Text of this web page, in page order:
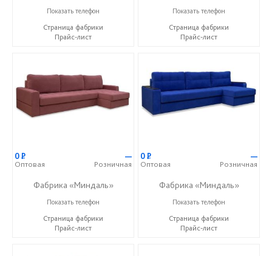
+7 (927) 630-62-82
Показать телефон
Страница фабрики
Прайс-лист
+7 (927) 630-62-82
Показать телефон
Страница фабрики
Прайс-лист
0Р
Оптовая
—
Розничная
Фабрика «Миндаль»
+7 (927) 630-62-82
Показать телефон
Страница фабрики
Прайс-лист
0Р
Оптовая
—
Розничная
Фабрика «Миндаль»
+7 (927) 630-62-82
Показать телефон
Страница фабрики
Прайс-лист